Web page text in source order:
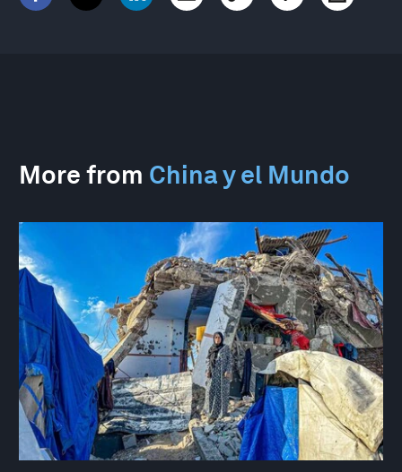
More from China y el Mundo